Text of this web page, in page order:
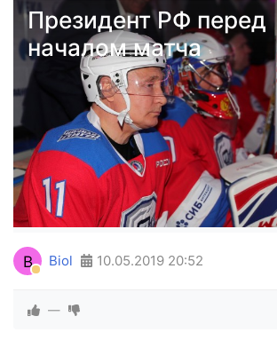
Президент РФ перед
началом матча
B Biol 10.05.2019 20:52
—